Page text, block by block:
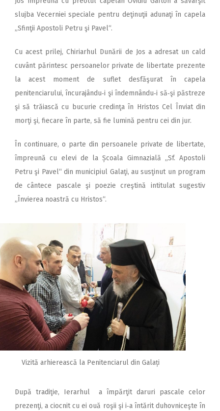
slujba Vecerniei speciale pentru deţinuţii adunaţi în capela
„Sfinţii Apostoli Petru şi Pavel“.
Cu acest prilej, Chiriarhul Dunării de Jos a adresat un cald
cuvânt părintesc persoanelor private de libertate prezente
la acest moment de suflet desfăşurat în capela
penitenciarului, încurajându‑i şi îndemnându‑i să‑şi păstreze
şi să trăiască cu bucurie credinţa în Hristos Cel Înviat din
morţi şi, fiecare în parte, să fie lumină pentru cei din jur.
În continuare, o parte din persoanele private de libertate,
împreună cu elevi de la Școala Gimnazială „Sf. Apostoli
Petru şi Pavel“ din municipiul Galaţi, au susţinut un program
de cântece pascale şi poezie creştină intitulat sugestiv
„Învierea noastră cu Hristos“.
Vizită arhierească la Penitenciarul din Galați
După tradiţie, Ierarhul a împărţit daruri pascale celor
prezenţi, a ciocnit cu ei ouă roşii şi i‑a întărit duhovniceşte în